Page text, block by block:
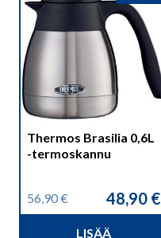
Thermos Brasilia 0,6L
-termoskannu
56,90€
Alkuperäinen
hinta
48,90 €
Nykyinen
hinta
LISÄÄ